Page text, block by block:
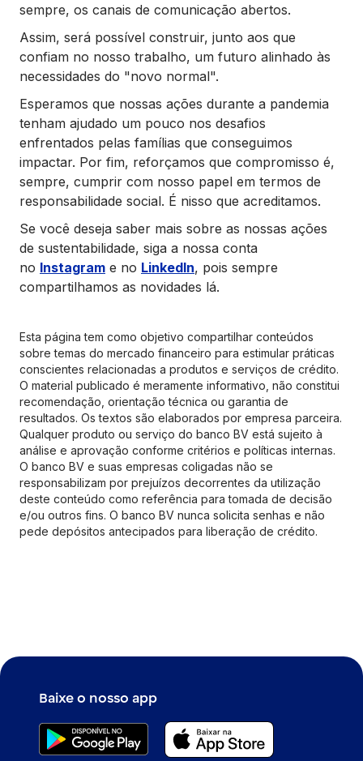
sempre, os canais de comunicação abertos.
Assim, será possível construir, junto aos que
confiam no nosso trabalho, um futuro alinhado às
necessidades do "novo normal".
Esperamos que nossas ações durante a pandemia
tenham ajudado um pouco nos desafios
enfrentados pelas famílias que conseguimos
impactar. Por fim, reforçamos que compromisso é,
sempre, cumprir com nosso papel em termos de
responsabilidade social. É nisso que acreditamos.
Se você deseja saber mais sobre as nossas ações
de sustentabilidade, siga a nossa conta
no Instagram e no LinkedIn, pois sempre
compartilhamos as novidades lá.
Esta página tem como objetivo compartilhar conteúdos
sobre temas do mercado financeiro para estimular práticas
conscientes relacionadas a produtos e serviços de crédito.
O material publicado é meramente informativo, não constitui
recomendação, orientação técnica ou garantia de
resultados. Os textos são elaborados por empresa parceira.
Qualquer produto ou serviço do banco BV está sujeito à
análise e aprovação conforme critérios e políticas internas.
O banco BV e suas empresas coligadas não se
responsabilizam por prejuízos decorrentes da utilização
deste conteúdo como referência para tomada de decisão
e/ou outros fins. O banco BV nunca solicita senhas e não
pede depósitos antecipados para liberação de crédito.
Baixe o nosso app